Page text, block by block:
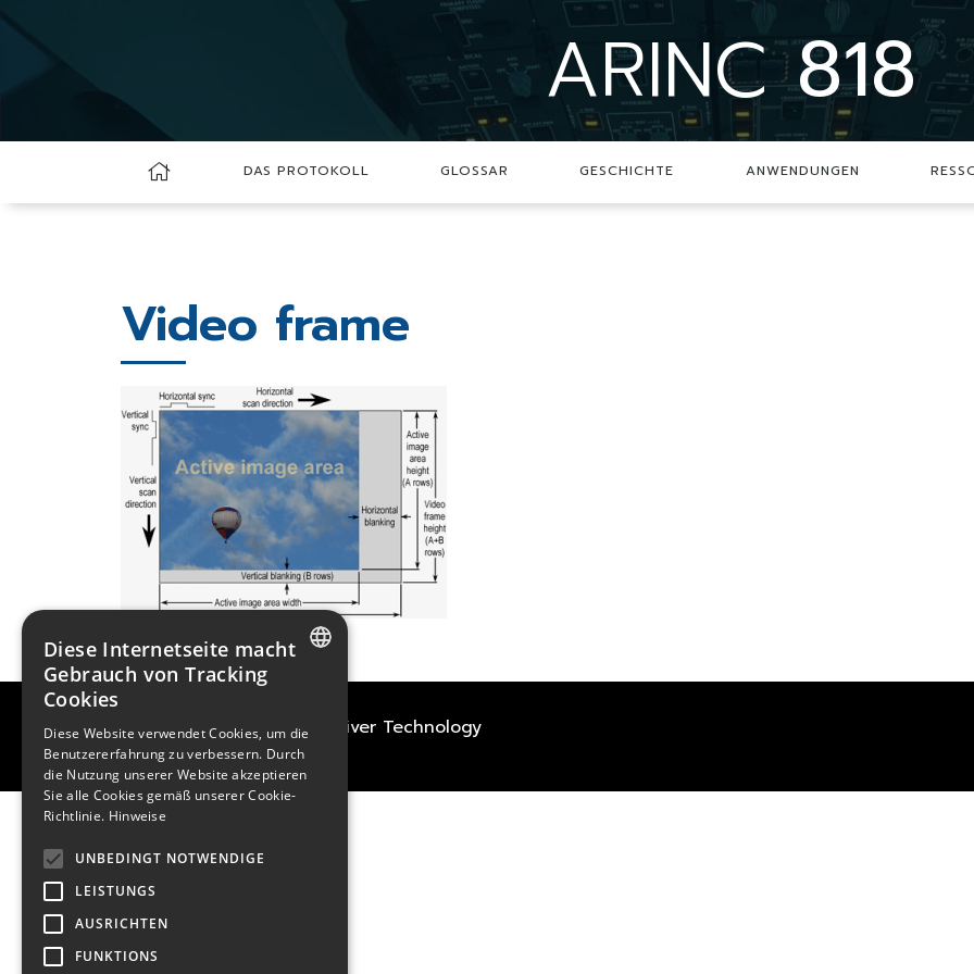
ARINC818
DAS PROTOKOLL GLOSSAR GESCHICHTE ANWENDUNGEN
Video frame
2021TECHWAY&Great River Technology
ENGLISH
GERMAN
Diese Internetseite macht
Gebrauch von Tracking
Cookies
Diese Website verwendet Cookies, um die
Benutzererfahrung zu verbessern. Durch
die Nutzung unserer Website akzeptieren
Sie alle Cookies gemäß unserer Cookie-
Richtlinie. Hinweise
UNBEDINGT NOTWENDIGE
LEISTUNGS
AUSRICHTEN
FUNKTIONS